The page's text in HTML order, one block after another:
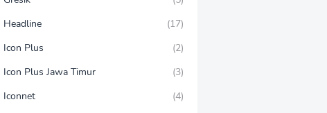
Headline
(17)
Icon Plus
(2)
Icon Plus Jawa Timur
(3)
Iconnet
(4)